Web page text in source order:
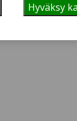
Hyväksy